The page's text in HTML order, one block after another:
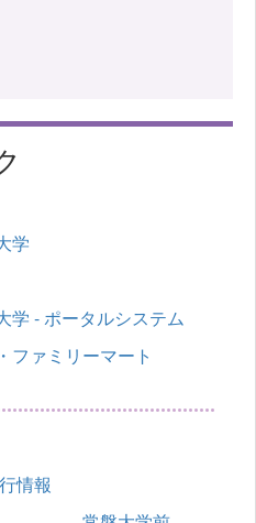
学
学 - ポータルシステム
ファミリーマート
情報